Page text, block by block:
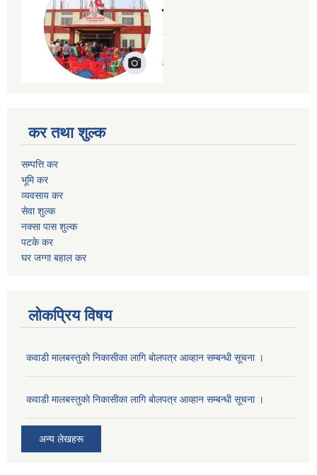
कर तथा शुल्क
सम्पत्ति कर
भूमि कर
व्यवसाय कर
सेवा शुल्क
नक्सा पास शुल्क
पटके कर
घर जग्गा बहाल कर
लोकप्रिय विषय
कवाडी मालबस्तुकाे निकासीका लागि बाेलपत्र आव्हान सम्बन्धी सूचना ।
कवाडी मालबस्तुकाे निकासीका लागि बाेलपत्र आव्हान सम्बन्धी सूचना ।
अन्य लेखहरू